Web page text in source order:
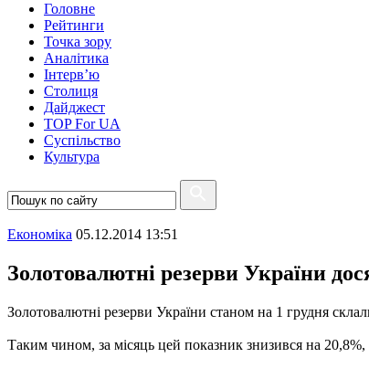
Головне
Рейтинги
Точка зору
Аналітика
Інтерв’ю
Столиця
Дайджест
TOP For UA
Суспiльство
Культура
Економіка 05.12.2014 13:51
Золотовалютні резерви України
Золотовалютні резерви України станом на 1 грудня
Таким чином, за місяць цей показник знизився на